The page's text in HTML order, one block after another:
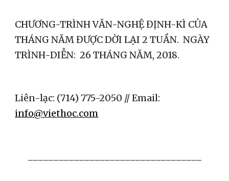
CHƯƠNG-TRÌNH VĂN-NGHỆ ĐỊNH-KÌ CỦA
THÁNG NĂM ĐƯỢC DỜI LẠI 2 TUẦN.  NGÀY
TRÌNH-DIỄN:  26 THÁNG NĂM, 2018.
Liên-lạc: (714) 775-2050 // Email:
info@viethoc.com